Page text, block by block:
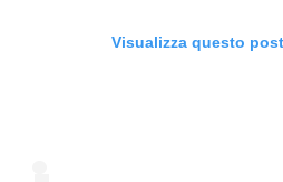
Visualizza questo